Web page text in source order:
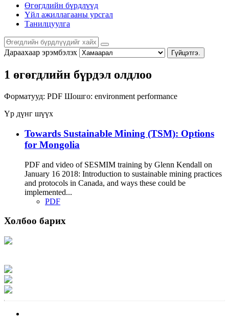
Өгөгдлийн бүрдлүүд
Үйл ажиллагааны урсгал
Танилцуулга
Дараахаар эрэмбэлэх Гүйцэтгэ.
1 өгөгдлийн бүрдэл олдлоо
Форматууд: PDF Шошго: environment performance
Үр дүнг шүүх
Towards Sustainable Mining (TSM): Options
for Mongolia
PDF and video of SESMIM training by Glenn Kendall on
January 16 2018: Introduction to sustainable mining practices
and protocols in Canada, and ways these could be
implemented...
PDF
Холбоо барих